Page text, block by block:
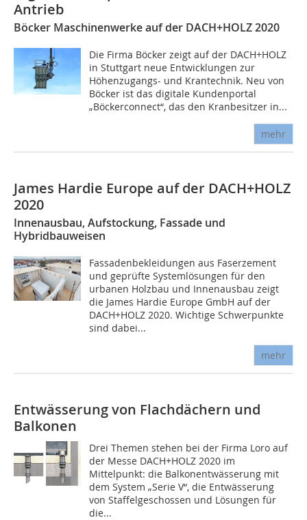
Antrieb
Böcker Maschinenwerke auf der DACH+HOLZ 2020
Die Firma Böcker zeigt auf der DACH+HOLZ
in Stuttgart neue Entwicklungen zur
Höhenzugangs- und Krantechnik. Neu von
Böcker ist das digitale Kundenportal
„Böckerconnect“, das den Kranbesitzer in...
mehr
James Hardie Europe auf der DACH+HOLZ
2020
Innenausbau, Aufstockung, Fassade und
Hybridbauweisen
Fassadenbekleidungen aus Faserzement
und geprüfte Systemlösungen für den
urbanen Holzbau und Innenausbau zeigt
die James Hardie Europe GmbH auf der
DACH+HOLZ 2020. Wichtige Schwerpunkte
sind dabei...
mehr
Entwässerung von Flachdächern und
Balkonen
Drei Themen stehen bei der Firma Loro auf
der Messe DACH+HOLZ 2020 im
Mittelpunkt: die Balkonentwässerung mit
dem System „Serie V“, die Entwässerung
von Staffelgeschossen und Lösungen für
die...